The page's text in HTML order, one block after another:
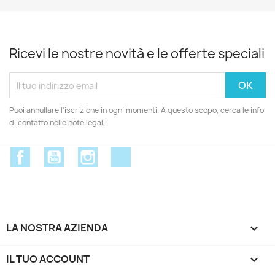
Ricevi le nostre novità e le offerte speciali
Puoi annullare l'iscrizione in ogni momenti. A questo scopo, cerca le info
di contatto nelle note legali.
FacebookYouTube
LA NOSTRA AZIENDA 
IL TUO ACCOUNT 